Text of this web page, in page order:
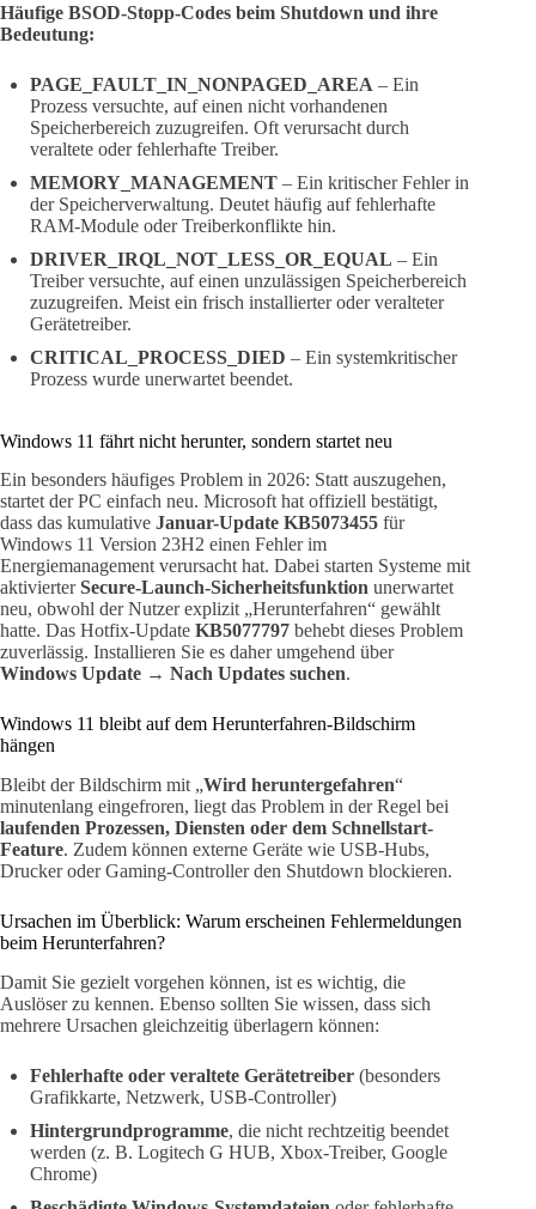
Häufige BSOD-Stopp-Codes beim Shutdown und ihre
Bedeutung:
PAGE_FAULT_IN_NONPAGED_AREA – Ein
Prozess versuchte, auf einen nicht vorhandenen
Speicherbereich zuzugreifen. Oft verursacht durch
veraltete oder fehlerhafte Treiber.
MEMORY_MANAGEMENT – Ein kritischer Fehler in
der Speicherverwaltung. Deutet häufig auf fehlerhafte
RAM-Module oder Treiberkonflikte hin.
DRIVER_IRQL_NOT_LESS_OR_EQUAL – Ein
Treiber versuchte, auf einen unzulässigen Speicherbereich
zuzugreifen. Meist ein frisch installierter oder veralteter
Gerätetreiber.
CRITICAL_PROCESS_DIED – Ein systemkritischer
Prozess wurde unerwartet beendet.
Windows 11 fährt nicht herunter, sondern startet neu
Ein besonders häufiges Problem in 2026: Statt auszugehen,
startet der PC einfach neu. Microsoft hat offiziell bestätigt,
dass das kumulative Januar-Update KB5073455 für
Windows 11 Version 23H2 einen Fehler im
Energiemanagement verursacht hat. Dabei starten Systeme mit
aktivierterSecure-Launch-Sicherheitsfunktion unerwartet
neu, obwohl der Nutzer explizit „Herunterfahren“ gewählt
hatte. Das Hotfix-Update KB5077797 behebt dieses Problem
zuverlässig. Installieren Sie es daher umgehend über
Windows Update → Nach Updates suchen.
Windows 11 bleibt auf dem Herunterfahren-Bildschirm
hängen
Bleibt der Bildschirm mit „Wird heruntergefahren“
minutenlang eingefroren, liegt das Problem in der Regel bei
laufenden Prozessen, Diensten oder dem Schnellstart-
Feature. Zudem können externe Geräte wie USB-Hubs,
Drucker oder Gaming-Controller den Shutdown blockieren.
Ursachen im Überblick: Warum erscheinen Fehlermeldungen
beim Herunterfahren?
Damit Sie gezielt vorgehen können, ist es wichtig, die
Auslöser zu kennen. Ebenso sollten Sie wissen, dass sich
mehrere Ursachen gleichzeitig überlagern können:
Fehlerhafte oder veraltete Gerätetreiber (besonders
Grafikkarte, Netzwerk, USB-Controller)
Hintergrundprogramme, die nicht rechtzeitig beendet
werden (z. B. Logitech G HUB, Xbox-Treiber, Google
Chrome)